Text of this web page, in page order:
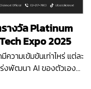
างวัล Platinum
Expo 2025
วามเข้มข้นเท่าไหร่ แต่ละ
งพัฒนา AI ของตัวเอง